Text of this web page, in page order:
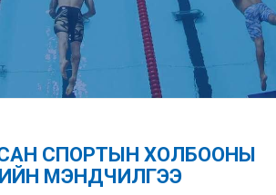
СПОРТЫН ХОЛБООНЫ
МЭНДЧИЛГЭЭ